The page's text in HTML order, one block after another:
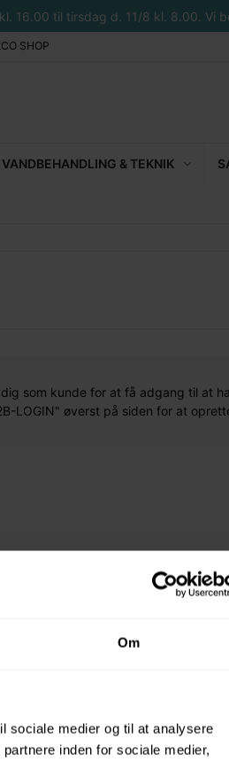
Om
sociale medier og til at analysere
inden for sociale medier,
16.00 til tirsdag d. 11/8 kl. 8.00. Vi
SHOP
VANDBEHANDLING & TEKNIK
som kunde for at få adgang til at
LOGIN" øverst på siden for at
med mariehøne bagpå. Spejlet har
og leg.